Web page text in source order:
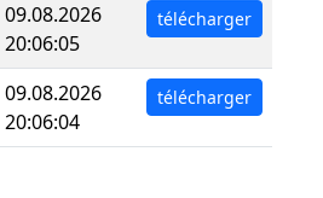
09.08.2026
20:06:05
télécharger
09.08.2026
20:06:04
télécharger